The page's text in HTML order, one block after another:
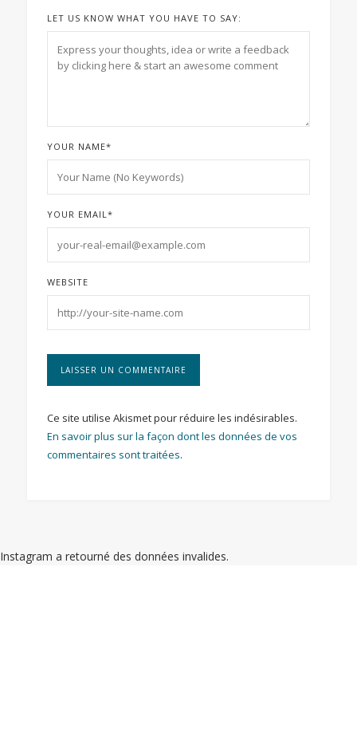
LET US KNOW WHAT YOU HAVE TO SAY:
YOUR NAME*
YOUR EMAIL*
WEBSITE
Ce site utilise Akismet pour réduire les indésirables.
En savoir plus sur la façon dont les données de vos
commentaires sont traitées.
Instagram a retourné des données invalides.